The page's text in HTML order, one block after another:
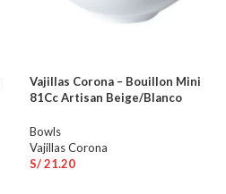
Vajillas Corona – Bouillon Mini
81Cc Artisan Beige/Blanco
Bowls
Vajillas Corona
S/21.20